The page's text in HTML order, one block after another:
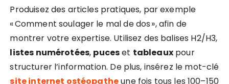
Produisez des articles pratiques, par exemple
« Comment soulager le mal de dos », afin de
montrer votre expertise. Utilisez des balises H2/H3,
listes numérotées, puceset tableauxpour
structurer l’information. De plus, insérez le mot-clé
site internet ostéopatheune fois tous les 100–150